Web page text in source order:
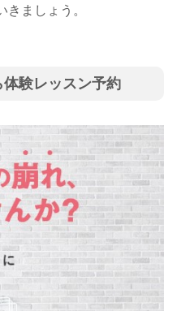
ましょう。
験レッスン予約